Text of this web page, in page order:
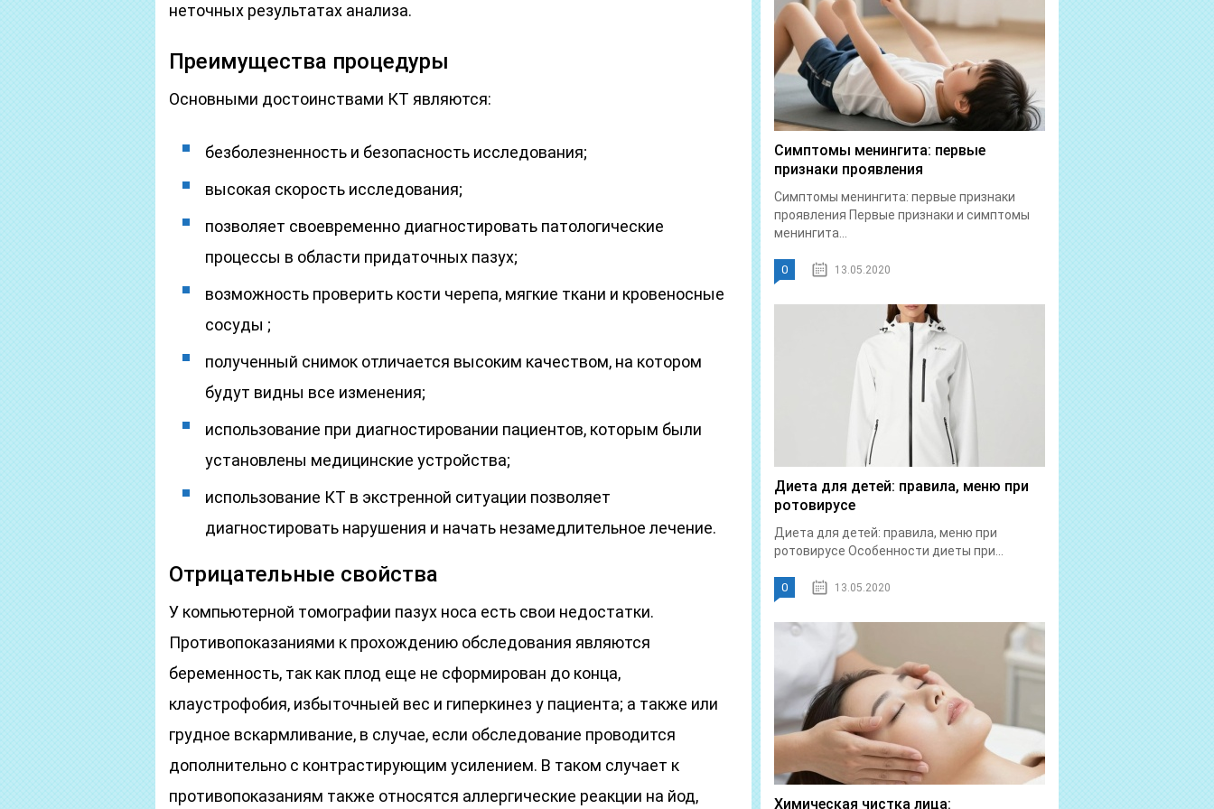
неточных результатах анализа.
Преимущества процедуры
Основными достоинствами КТ являются:
безболезненность и безопасность исследования;
высокая скорость исследования;
позволяет своевременно диагностировать патологические
процессы в области придаточных пазух;
возможность проверить кости черепа, мягкие ткани и кровеносные
сосуды ;
полученный снимок отличается высоким качеством, на котором
будут видны все изменения;
использование при диагностировании пациентов, которым были
установлены медицинские устройства;
использование КТ в экстренной ситуации позволяет
диагностировать нарушения и начать незамедлительное лечение.
Отрицательные свойства
У компьютерной томографии пазух носа есть свои недостатки.
Противопоказаниями к прохождению обследования являются
беременность, так как плод еще не сформирован до конца,
клаустрофобия, избыточныей вес и гиперкинез у пациента; а также или
грудное вскармливание, в случае, если обследование проводится
дополнительно с контрастирующим усилением. В таком случает к
противопоказаниям также относятся аллергические реакции на йод,
Симптомы менингита: первые
признаки проявления
Симптомы менингита: первые признаки
проявления Первые признаки и симптомы
менингита...
0 13.05.2020
Диета для детей: правила, меню при
ротовирусе
Диета для детей: правила, меню при
ротовирусе Особенности диеты при...
0 13.05.2020
Химическая чистка лица: